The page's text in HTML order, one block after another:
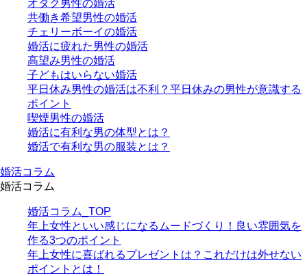
オタク男性の婚活
共働き希望男性の婚活
チェリーボーイの婚活
婚活に疲れた男性の婚活
高望み男性の婚活
子どもはいらない婚活
平日休み男性の婚活は不利？平日休みの男性が意識する
ポイント
喫煙男性の婚活
婚活に有利な男の体型とは？
婚活で有利な男の服装とは？
婚活コラム
婚活コラム
婚活コラム_TOP
年上女性といい感じになるムードづくり！良い雰囲気を
作る3つのポイント
年上女性に喜ばれるプレゼントは？これだけは外せない
ポイントとは！